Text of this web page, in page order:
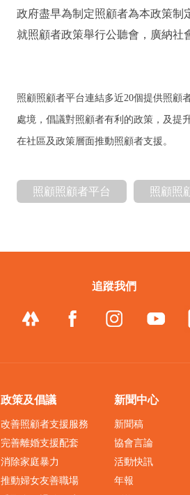
政府盡早為制定照顧者為本政策制
就照顧者政策舉行公聽會，廣納社
照顧照顧者平台連結多近20個提供照顧
處境，倡議對照顧者有利的政策，及提
在社區及政策層面推動照顧者支援。
照顧照顧者平台 照顧照
追蹤我們
政策及倡議
改善照顧者支援服務
完善離婚支援配套
消除家庭暴力
推動婦女友善職場
新聞中心
新聞稿
協會言論
活動快訊
年報